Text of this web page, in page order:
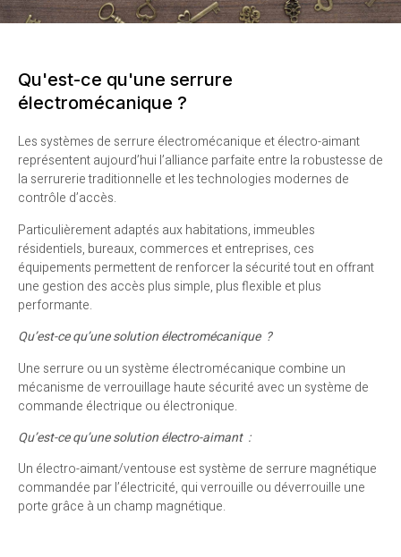
Qu'est-ce qu'une serrure
électromécanique ?
Les systèmes de serrure électromécanique et électro-aimant
représentent aujourd’hui l’alliance parfaite entre la robustesse de
la serrurerie traditionnelle et les technologies modernes de
contrôle d’accès.
Particulièrement adaptés aux habitations, immeubles
résidentiels, bureaux, commerces et entreprises, ces
équipements permettent de renforcer la sécurité tout en offrant
une gestion des accès plus simple, plus flexible et plus
performante.
Qu’est-ce qu’une solution électromécanique ?
Une serrure ou un système électromécanique combine un
mécanisme de verrouillage haute sécurité avec un système de
commande électrique ou électronique.
Qu’est-ce qu’une solution électro-aimant :
Un électro-aimant/ventouse est système de serrure magnétique
commandée par l’électricité, qui verrouille ou déverrouille une
porte grâce à un champ magnétique.